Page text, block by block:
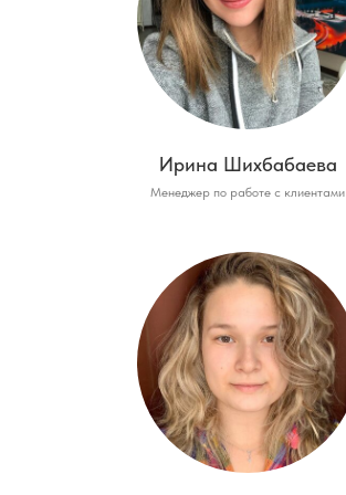
Ирина Шихбабаева
Менеджер по работе с клиентами